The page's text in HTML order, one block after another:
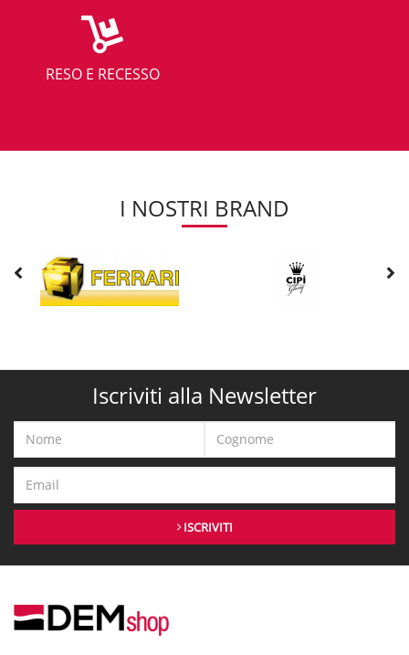
RESO E RECESSO
I NOSTRI BRAND
Iscriviti alla Newsletter
ISCRIVITI